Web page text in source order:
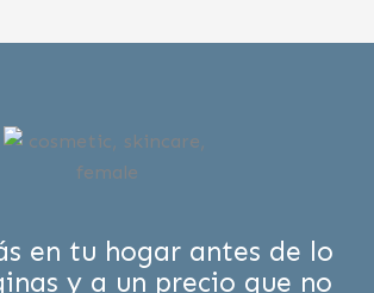
en tu hogar antes de lo
y a un precio que no